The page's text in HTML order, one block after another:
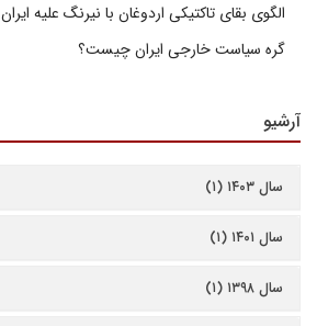
الگوی بقای تاکتیکی اردوغان با نیرنگ علیه ایران
گره سیاست خارجی ایران چیست؟
آرشیو
سال ۱۴۰۳ (۱)
سال ۱۴۰۱ (۱)
سال ۱۳۹۸ (۱)